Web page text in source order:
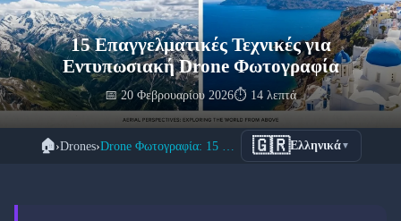
15 Επαγγελματικές Τεχνικές για
Εντυπωσιακή Drone Φωτογραφία
📅 20 Φεβρουαρίου 2026⏱️ 14 λεπτά
🏠›Drones› 🇬🇷Ελληνικά▼